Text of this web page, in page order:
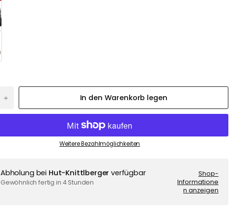
In den Warenkorb legen
Weitere Bezahlmöglichkeiten
Abholung bei Hut-Knittlberger verfügbar
Gewöhnlich fertig in 4 Stunden
Shop-
Informatione
n anzeigen